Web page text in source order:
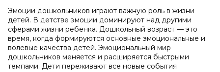
Эмоции дошкольников играют важную роль в жизни
детей. В детстве эмоции доминируют над другими
сферами жизни ребенка. Дошкольный возраст — это
время, когда формируются основные эмоциональные и
волевые качества детей. Эмоциональный мир
дошкольников меняется и расширяется быстрыми
темпами. Дети переживают все новые события